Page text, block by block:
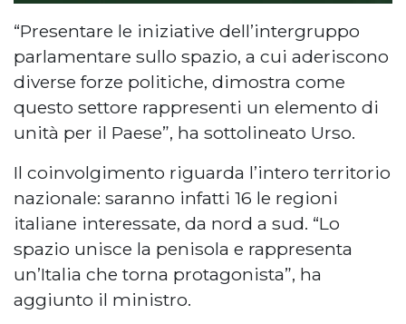
“Presentare le iniziative dell’intergruppo
parlamentare sullo spazio, a cui aderiscono
diverse forze politiche, dimostra come
questo settore rappresenti un elemento di
unità per il Paese”, ha sottolineato Urso.
Il coinvolgimento riguarda l’intero territorio
nazionale: saranno infatti 16 le regioni
italiane interessate, da nord a sud. “Lo
spazio unisce la penisola e rappresenta
un’Italia che torna protagonista”, ha
aggiunto il ministro.